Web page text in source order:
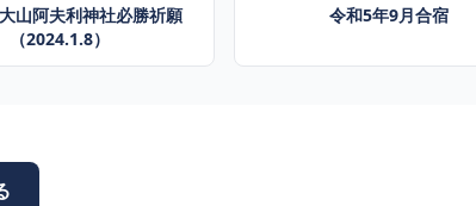
山阿夫利神社必勝祈願
（2024.1.8）
令和5年9月合宿